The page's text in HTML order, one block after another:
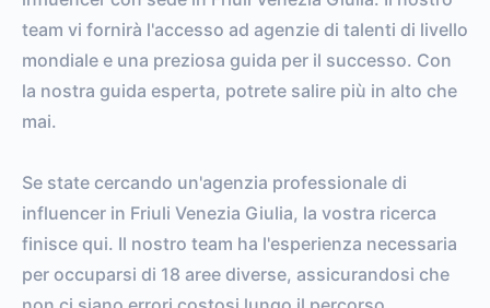
team vi fornirà l'accesso ad agenzie di talenti di livello
mondiale e una preziosa guida per il successo. Con
la nostra guida esperta, potrete salire più in alto che
mai.
Se state cercando un'agenzia professionale di
influencer in Friuli Venezia Giulia, la vostra ricerca
finisce qui. Il nostro team ha l'esperienza necessaria
per occuparsi di 18 aree diverse, assicurandosi che